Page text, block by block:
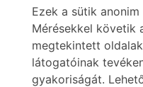
Ezek a sütik
Mérésekkel követik
megtekintett
látogatóinak
gyakoriságát.